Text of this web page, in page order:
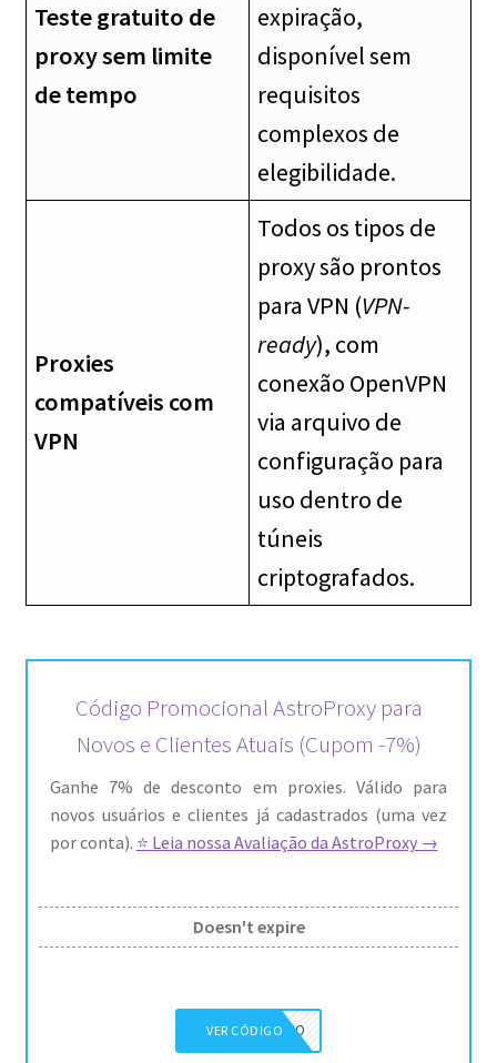
Teste gratuito de
proxy sem limite
de tempo
expiração,
disponível sem
requisitos
complexos de
elegibilidade.
Proxies
compatíveis com
VPN
Todos os tipos de
proxy são prontos
para VPN (VPN-
ready), com
conexão OpenVPN
via arquivo de
configuração para
uso dentro de
túneis
criptografados.
Código Promocional AstroProxy para
Novos e Clientes Atuais (Cupom -7%)
Ganhe 7% de desconto em proxies. Válido para
novos usuários e clientes já cadastrados (uma vez
por conta). ⭐ Leia nossa Avaliação da AstroProxy →
Doesn't expire
DIEGINFO
VER CÓDIGO